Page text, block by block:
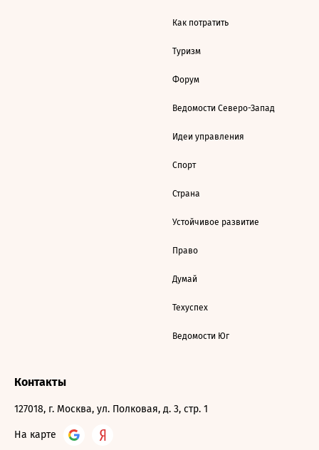
Как потратить
Туризм
Форум
Ведомости Северо-Запад
Идеи управления
Спорт
Страна
Устойчивое развитие
Право
Думай
Техуспех
Ведомости Юг
Контакты
127018, г. Москва, ул. Полковая, д. 3, стр. 1
На карте